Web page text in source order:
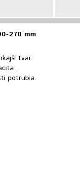
270 mm
tvar.
potrubia.